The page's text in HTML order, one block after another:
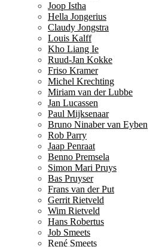
Joop Istha
Hella Jongerius
Claudy Jongstra
Louis Kalff
Kho Liang Ie
Ruud-Jan Kokke
Friso Kramer
Michel Krechting
Miriam van der Lubbe
Jan Lucassen
Paul Mijksenaar
Bruno Ninaber van Eyben
Rob Parry
Jaap Penraat
Benno Premsela
Simon Mari Pruys
Bas Pruyser
Frans van der Put
Gerrit Rietveld
Wim Rietveld
Hans Robertus
Job Smeets
René Smeets